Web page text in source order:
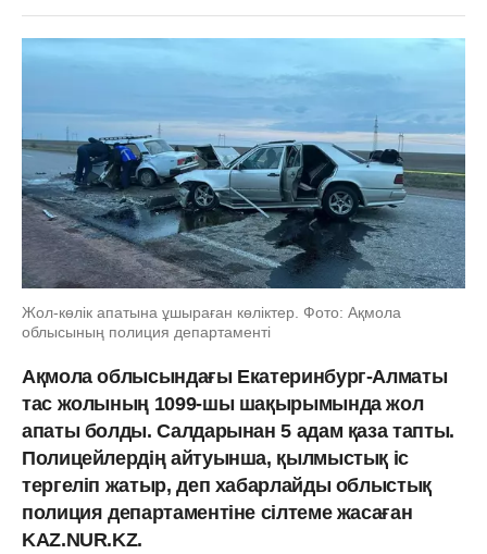
Жол-көлік апатына ұшыраған көліктер. Фото: Ақмола
облысының полиция департаменті
Ақмола облысындағы Екатеринбург-Алматы
тас жолының 1099-шы шақырымында жол
апаты болды. Салдарынан 5 адам қаза тапты.
Полицейлердің айтуынша, қылмыстық іс
тергеліп жатыр, деп хабарлайды облыстық
полиция департаментіне сілтеме жасаған
KAZ.NUR.KZ.